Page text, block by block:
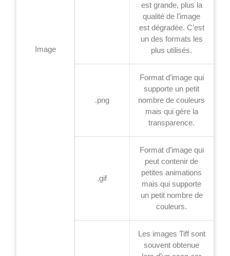
Image
est grande, plus la
qualité de l’image
est dégradée. C’est
un des formats les
plus utilisés.
.png
Format d’image qui
supporte un petit
nombre de couleurs
mais qui gère la
transparence.
.gif
Format d’image qui
peut contenir de
petites animations
mais qui supporte
un petit nombre de
couleurs.
Les images Tiff sont
souvent obtenue